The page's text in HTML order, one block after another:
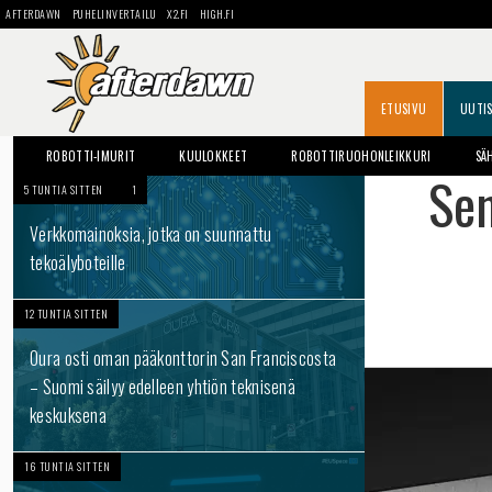
AFTERDAWN PUHELINVERTAILU X2.FI HIGH.FI
ETUSIVU
ROBOTTI-IMURIT KUULOKKEET ROBOTTIRUOHONLEIKKURI
5 TUNTIA SITTEN 1
Verkkomainoksia, jotka on suunnattu
tekoälyboteille
12 TUNTIA SITTEN
Oura osti oman pääkonttorin San Franciscosta
– Suomi säilyy edelleen yhtiön teknisenä
keskuksena
16 TUNTIA SITTEN